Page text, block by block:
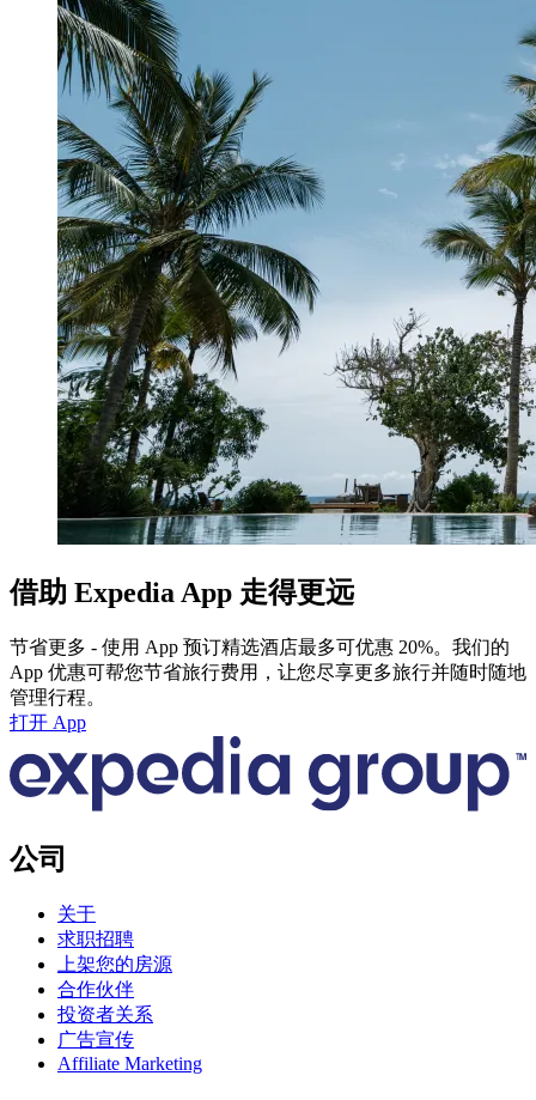
借助 Expedia App 走得更远
节省更多 - 使用 App 预订精选酒店最多可优惠 20%。我们的
App 优惠可帮您节省旅行费用，让您尽享更多旅行并随时随地
管理行程。
打开 App
公司
关于
求职招聘
上架您的房源
合作伙伴
投资者关系
广告宣传
Affiliate Marketing